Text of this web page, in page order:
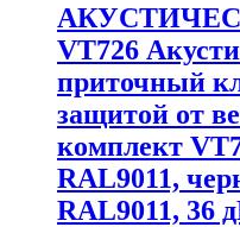
VT726
приточный
защитой от
комплект
RAL9011,
RAL9011, 36